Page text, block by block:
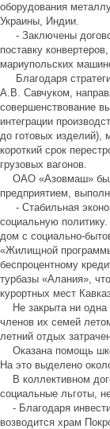
оборудования
Украины, Индии.
- Заключены
поставку
мариупольских
Благодаря
А.В. Савчуком,
совершенствование
интеграции
до готовых изделий),
короткий срок
грузовых вагонов.
ОАО «Азовмаш»
предприятием,
- Стабильная
социальную
дом с социально-
«Жилищной
беспроцентному
турбазы «Алания»,
курортных мест
Не закрыта ни одна
членов их семей
летний отдых
Оказана помощь
На это выделено
В коллективном
социальные льготы,
- Благодаря
возводится храм